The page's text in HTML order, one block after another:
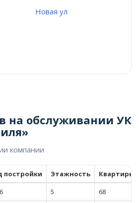
Новая ул
на обслуживании УК
компании
постройки Этажность
Квартиры
5
68